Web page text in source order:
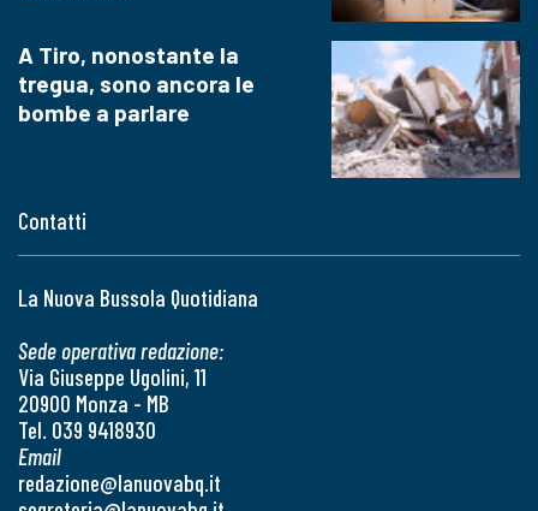
Contatti
La Nuova Bussola Quotidiana
Sede operativa redazione:
Via Giuseppe Ugolini, 11
20900 Monza - MB
Tel. 039 9418930
Email
redazione@lanuovabq.it
A Tiro, nonostante la
tregua, sono ancora le
bombe a parlare